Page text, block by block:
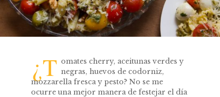
¿T omates cherry, aceitunas verdes y
negras, huevos de codorniz,
mozzarella fresca y pesto? No se me
ocurre una mejor manera de festejar el día